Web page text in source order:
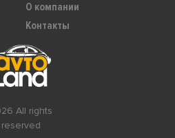
All rights
reserved
О компании
Контакты